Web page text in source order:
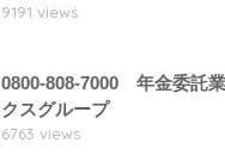
9191 views
0800-808-7000 年金委託
クスグループ
6763 views